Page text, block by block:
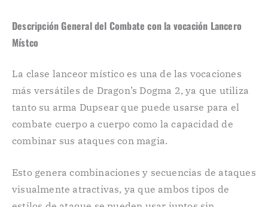
Descripción General del Combate con la vocación Lancero
Místco
La clase lanceor místico es una de las vocaciones
más versátiles de Dragon’s Dogma 2, ya que utiliza
tanto su arma Dupsear que puede usarse para el
combate cuerpo a cuerpo como la capacidad de
combinar sus ataques con magia.
Esto genera combinaciones y secuencias de ataques
visualmente atractivas, ya que ambos tipos de